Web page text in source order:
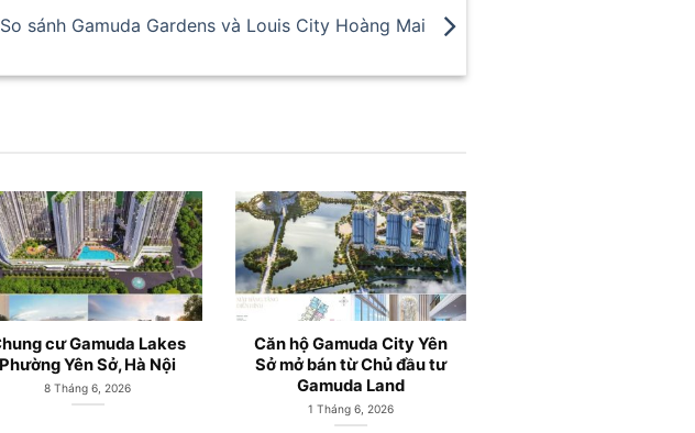
So sánh Gamuda Gardens và Louis City Hoàng Mai
LePARC Gamuda City Yên
Sở mở bán từ Chủ đầu tư
Gamuda Land
19 Tháng 5, 2026
Gamuda Central Park;
Căn hộ chung cư Gamuda
Land Yên Sở Hà Nội
3 Tháng 5, 2026